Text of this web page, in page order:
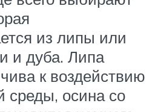
из липы или
и дуба. Липа
к воздействию
среды, осина со